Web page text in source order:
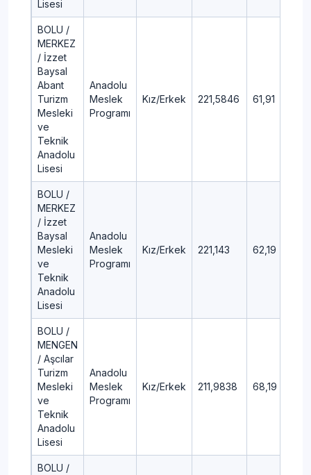
Lisesi
BOLU /
MERKEZ
/ İzzet
Baysal
Abant
Turizm
Mesleki
ve
Teknik
Anadolu
Lisesi
Anadolu
Meslek
Programı
Kız/Erkek 221,5846 61,91
BOLU /
MERKEZ
/ İzzet
Baysal
Mesleki
ve
Teknik
Anadolu
Lisesi
Anadolu
Meslek
Programı
Kız/Erkek 221,143 62,19
BOLU /
MENGEN
/ Aşcılar
Turizm
Mesleki
ve
Teknik
Anadolu
Lisesi
Anadolu
Meslek
Programı
Kız/Erkek 211,9838 68,19
BOLU /